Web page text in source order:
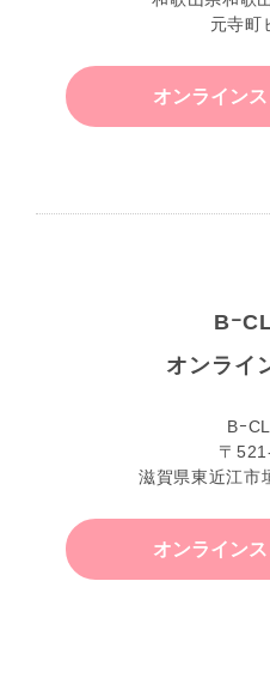
元寺町
オンライン
Bｰ
オンライ
Bｰ
〒
滋賀県東近江市
オンライン